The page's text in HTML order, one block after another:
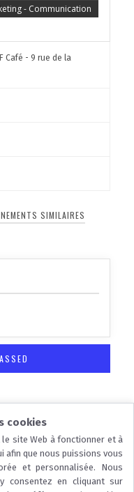
- Communication
Café - 9 rue de la
SIMILAIRES
cookies
site Web à fonctionner et à
afin que nous puissions vous
et personnalisée. Nous
consentez en cliquant sur